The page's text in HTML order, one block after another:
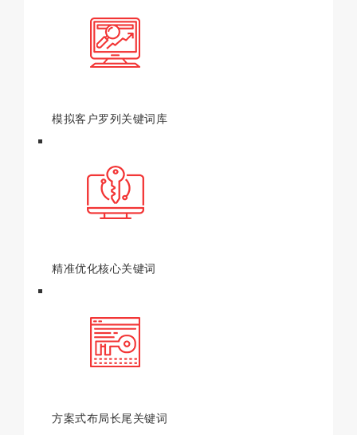
模拟客户罗列关键词库
精准优化核心关键词
方案式布局长尾关键词